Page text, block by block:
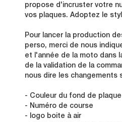
propose d'incruster votre
vos plaques. Adoptez le
Pour lancer la production
perso, merci de nous
et l'année de la moto dans
de la validation de la
nous dire les changements
- Couleur du fond de plaque
- Numéro de course
- logo boite à air